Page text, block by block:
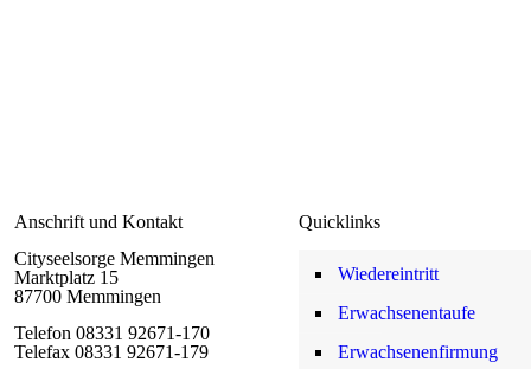
Anschrift und Kontakt
Cityseelsorge Memmingen
Marktplatz 15
87700 Memmingen
Telefon 08331 92671-170
Telefax 08331 92671-179
Quicklinks
Wiedereintritt
Erwachsenentaufe
Erwachsenenfirmung